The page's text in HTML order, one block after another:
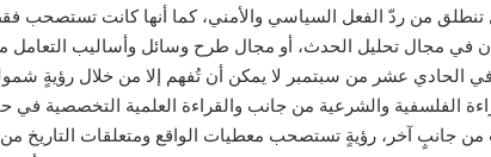
تنطلق من ردّ الفعل السياسي والأمني، كما أنها كانت تستصحب
في مجال تحليل الحدث، أو مجال طرح وسائل وأساليب التعامل
الحادي عشر من سبتمبر لا يمكن أن تُفهم إلا من خلال رؤيةٍ
الفلسفية والشرعية من جانب والقراءة العلمية التخصصية في
من جانبٍ آخر، رؤيةٍ تستصحب معطيات الواقع ومتعلقات التاريخ